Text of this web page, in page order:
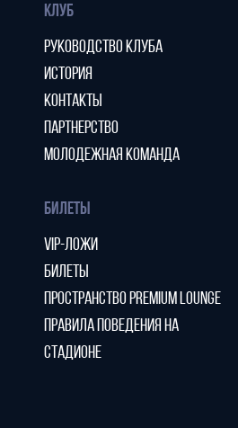
КЛУБ
РУКОВОДСТВО КЛУБА
ИСТОРИЯ
КОНТАКТЫ
ПАРТНЕРСТВО
МОЛОДЕЖНАЯ КОМАНДА
БИЛЕТЫ
VIP-ЛОЖИ
БИЛЕТЫ
ПРОСТРАНСТВО PREMIUM LOUNGE
ПРАВИЛА ПОВЕДЕНИЯ НА
СТАДИОНЕ